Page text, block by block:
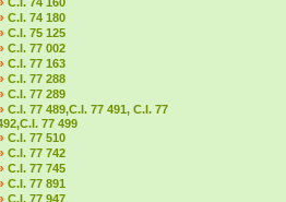
C.I. 74 180
C.I. 75 125
C.I. 77 002
C.I. 77 163
C.I. 77 288
C.I. 77 289
C.I. 77 489,C.I. 77 491, C.I. 77
77 499
C.I. 77 510
C.I. 77 742
C.I. 77 745
C.I. 77 891
C.I. 77 947